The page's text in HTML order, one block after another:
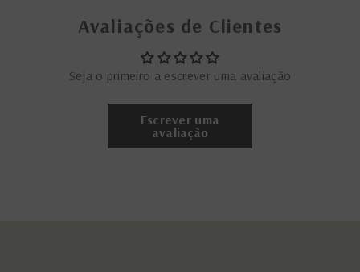
Avaliações de Clientes
Seja o primeiro a escrever uma avaliação
Escrever uma
avaliação